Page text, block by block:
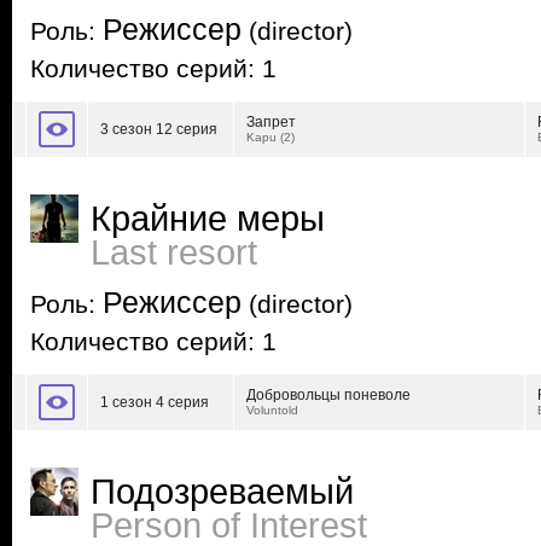
Роль: Режиссер (director)
Количество серий: 1
3 сезон 12 серия Запрет
Kapu (2)
Крайние меры
Last resort
Роль: Режиссер (director)
Количество серий: 1
1 сезон 4 серия Добровольцы поневоле
Voluntold
Подозреваемый
Person of Interest